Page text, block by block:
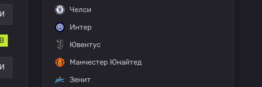
И
В
И
Челси
Интер
Ювентус
Манчестер Юнайтед
Зенит